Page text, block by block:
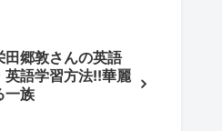
田郷敦さんの英語
英語学習方法!!華麗
一族